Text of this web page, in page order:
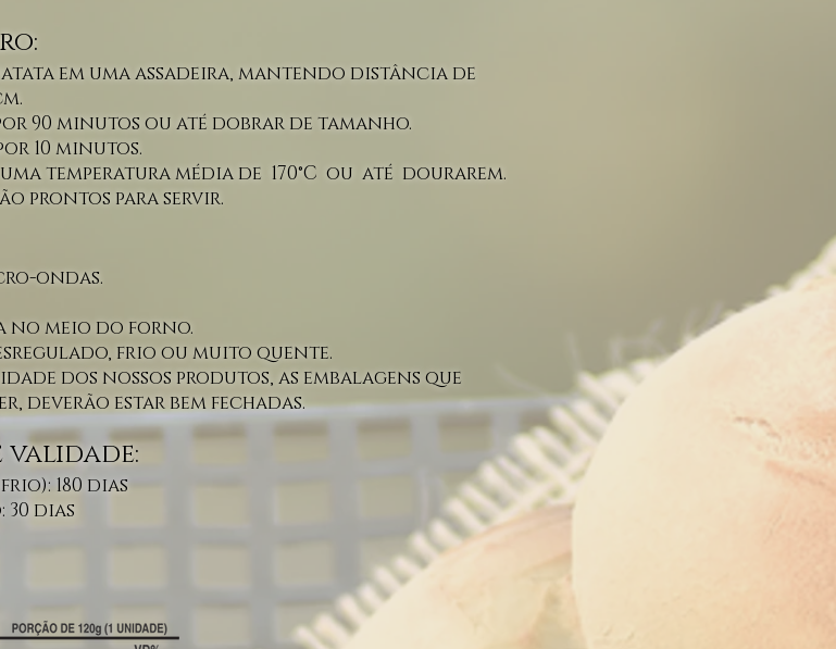
em uma assadeira, mantendo distância de
90 minutos ou até dobrar de tamanho.
10 minutos.
uma temperatura média de 170°C ou até dourarem.
prontos para servir.
ondas.
no meio do forno.
frio ou muito quente.
dos nossos produtos, as embalagens que
deverão estar bem fechadas.
validade:
frio): 180 dias
dias